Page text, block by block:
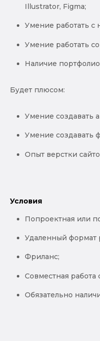
Illustrator, Figma;
Умение работать с
Умение работать
Наличие
Будет плюсом:
Умение создавать
Умение создавать
Опыт верстки
Условия
Попроектная или
Удаленный формат
Фриланс;
Совместная работа
Обязательно